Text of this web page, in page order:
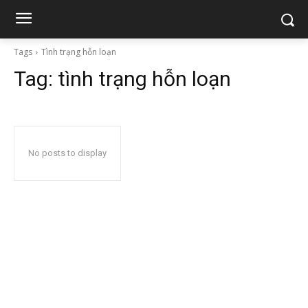
Tags Tình trạng hỗn loạn
Tag: tình trạng hỗn loạn
No posts to display